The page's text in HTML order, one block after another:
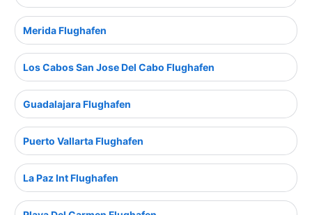
Merida Flughafen
Los Cabos San Jose Del Cabo Flughafen
Guadalajara Flughafen
Puerto Vallarta Flughafen
La Paz Int Flughafen